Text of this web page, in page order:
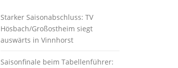
Starker Saisonabschluss: TV
Hösbach/Großostheim siegt
auswärts in Vinnhorst
Saisonfinale beim Tabellenführer: